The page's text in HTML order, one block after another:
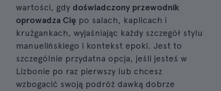
wartości, gdy doświadczony przewodnik
oprowadza Cię po salach, kaplicach i
krużgankach, wyjaśniając każdy szczegół stylu
manuelińskiego i kontekst epoki. Jest to
szczególnie przydatna opcja, jeśli jesteś w
Lizbonie po raz pierwszy lub chcesz
wzbogacić swoją podróż dawką dobrze